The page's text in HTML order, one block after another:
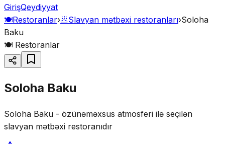
GirişQeydiyyat
🍽️Restoranlar›🥟Slavyan mətbəxi restoranları›Soloha
Baku
🍽️ Restoranlar
Soloha Baku
Soloha Baku - özünəməxsus atmosferi ilə seçilən
slavyan mətbəxi restoranıdır